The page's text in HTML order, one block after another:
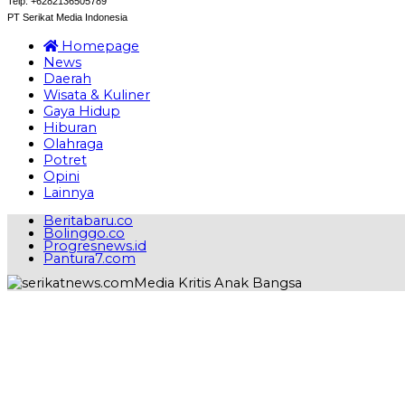
PT Serikat Media Indonesia
Homepage
News
Daerah
Wisata & Kuliner
Gaya Hidup
Hiburan
Olahraga
Potret
Opini
Lainnya
Beritabaru.co
Bolinggo.co
Progresnews.id
Pantura7.com